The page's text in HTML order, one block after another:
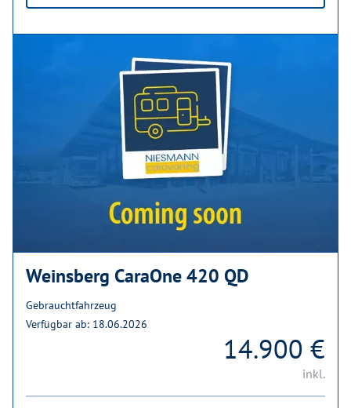
Weinsberg CaraOne 420 QD
Gebrauchtfahrzeug
Verfügbar ab: 18.06.2026
14.900 €
inkl.